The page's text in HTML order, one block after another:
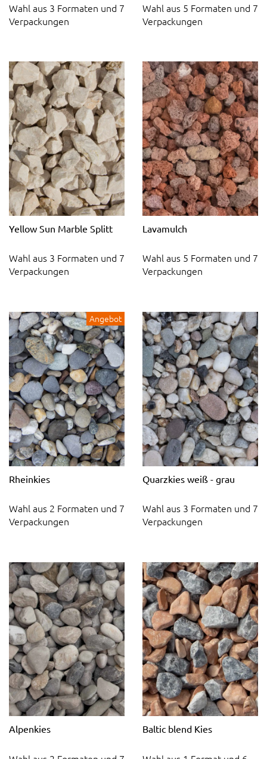
Wahl aus 3 Formaten und 7
Verpackungen
Wahl aus 5 Formaten und 7
Verpackungen
Yellow Sun Marble Splitt
Wahl aus 3 Formaten und 7
Verpackungen
Lavamulch
Wahl aus 5 Formaten und 7
Verpackungen
Angebot
Rheinkies
Wahl aus 2 Formaten und 7
Verpackungen
Quarzkies weiß - grau
Wahl aus 3 Formaten und 7
Verpackungen
Alpenkies Baltic blend Kies